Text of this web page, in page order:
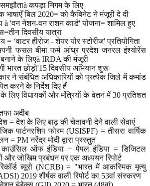
कपड़ा निगम के लिए
भाषाएँ बिल 2020= को कैबिनेट ने मंजूरी दे दी
à 'वन नेशन-वन राशन कार्ड' योजना= शामिल हुए
दिवसीय यात्रा
‘वाटर हीरोज - शेयर योर स्टोरीज' प्रतियोगिता
फसल बीमा फर्म आंध्र प्रदेश जनरल इंश्योरेंस
के लिएà IRDA की मंजूरी
भारत छोड़ो'15 दिवसीय अभियान शुरू
ने संबंधित अधिकारियों को प्रत्येक जिले में कमांड
करने के निर्देश दिए हैं
लिए विधायकों और मंत्रियों के वेतन में 30 प्रतिशत
अदीब
= देश के लिए बाढ़ की चेतावनी देने वाली सेवाएं
पार्टनरशिप फोरम (USISPF) = तीसरा वार्षिक
= PM नरेंद्र मोदी द्वारा प्रस्तुत
काउंसिल ऑफ इंडिया + पेपल इंडिया = डिजिटल
और जोखिम प्रबंधन पर एक अध्ययन रिपोर्ट
रिकॉर्ड ब्यूरो (NCRB) = "भारत में आकस्मिक मृत्यु
2019 शीर्षक वाली रिपोर्ट का 53वां संस्करण